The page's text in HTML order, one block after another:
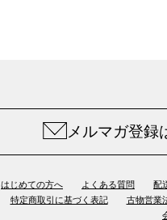
メルマガ登録
はじめての方へ よくある質問 配
特定商取引に基づく表記
古物営業